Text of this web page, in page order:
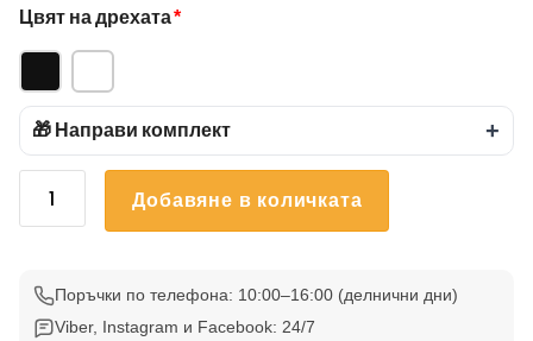
Цвят на дрехата*
🎁 Направи комплект +
количество
Тропически
Цветя
Добавяне в количката
Поръчки по телефона: 10:00–16:00 (делнични дни)
Viber, Instagram и Facebook: 24/7